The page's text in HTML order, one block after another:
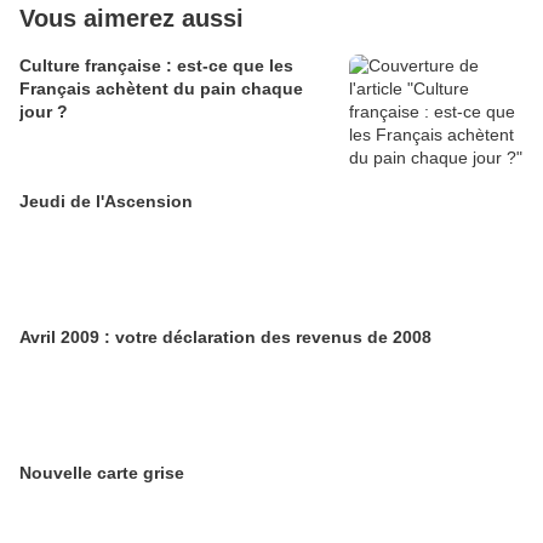
Vous aimerez aussi
Culture française : est-ce que les
Français achètent du pain chaque
jour ?
Jeudi de l'Ascension
Avril 2009 : votre déclaration des revenus de 2008
Nouvelle carte grise